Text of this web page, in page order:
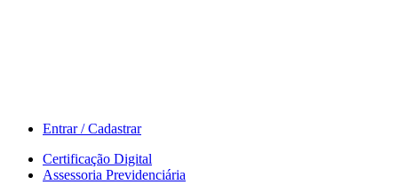
Entrar / Cadastrar
Certificação Digital
Assessoria Previdenciária